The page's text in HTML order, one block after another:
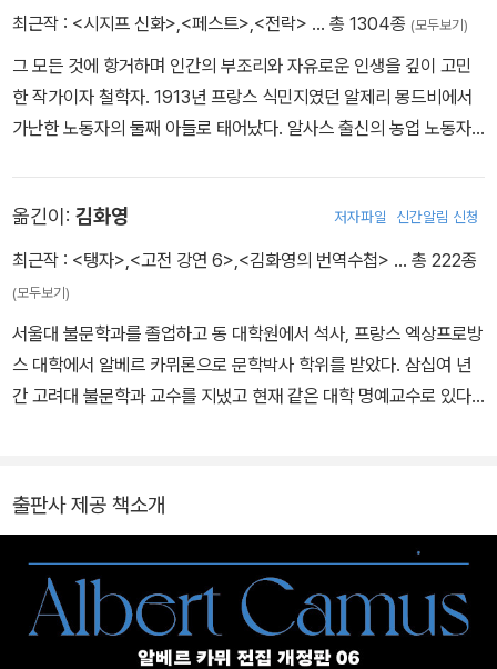
최근작 : <시지프 신화> <페스트> <전락> … 총 1304종 (모두보기)
그 모든 것에 항거하며 인간의 부조리와 자유로운 인생을 깊이 고민
한 작가이자 철학자. 1913년 프랑스 식민지였던 알제리 몽드비에서
가난한 노동자의 둘째 아들로 태어났다. 알사스 출신의 농업 노동자
의 빛나는 자연과 알제 서민가의 일상은 카뮈 작품의 뿌리에 내밀하
게 엉기어 있다. 구역의 공립 학교에서 L. 제르맹이라는 훌륭한 스승
을 만났다. “나는 자유를 빈곤 속에서 배웠다.”라고 하기도 했는데, 알
쳤을 것이라 여겨진다. 그의 도움으로 장학금을 받고 1923년 프랑스
중등학교 리세에 입학했고, 이후 알제리 대학에 입학했으나 1930년
폐결핵으로 자퇴를 했다. 결핵 발병으로 누구보다 좋아했던 축구를
게 대학에 진학해 고학으로 다니던 알제대학교 철학과에 입학해 철학
을 전공하는 동시에 정치 활동과 연극 활동에 집중했다. 1932년 장
그르니에가 주도한 조그만 월간 문예지 [쉬드Sud]를 통해 처음으로
첫 에세이 《새로운 베를렌Un Nouveau Verlaine》을 발표했다. 대
학시절에는 연극에 흥미를 가져 직접 배우로서 출연한 적도 있었다.
결핵으로 교수가 될 것을 단념하고 졸업한 뒤에는 진보적 신문에서
옮긴이: 김화영 저자파일 신간알림 신청
최근작 : <탱자> <고전 강연 6> <김화영의 번역수첩> … 총 222종
(모두보기)
서울대 불문학과를 졸업하고 동 대학원에서 석사, 프랑스 엑상프로방
스 대학에서 알베르 카뮈론으로 문학박사 학위를 받았다. 삼십여 년
간 고려대 불문학과 교수를 지냈고 현재 같은 대학 명예교수로 있다.
첩》 등이 있고, 알베르 카뮈 전집(전20권), 《다다를 수 없는 나라》
《어린 왕자》 《섬》 《마담 보바리》 《방드르디, 태평양의 끝》, 실비 제
르맹의 《프라하 거리에서 울고 다니는 여자》 《밤의 책》, 그리고 모디
아노의 《잃어버린 거리》 《신혼여행》 《어두운 상점들의 거리》 《추억
을 완성하기 위하여》 《청춘 시절》 《팔월의 일요일들》 등을 우리말로
출판사 제공 책소개